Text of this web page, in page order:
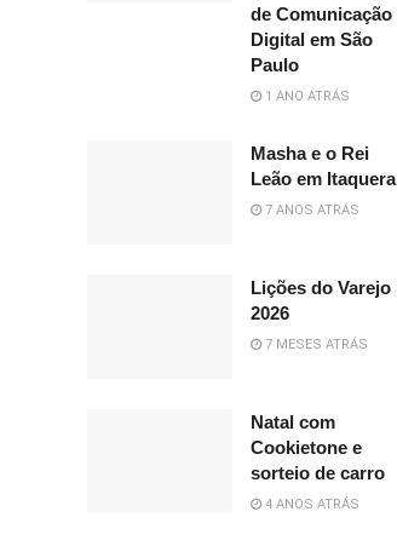
de Comunicação
Digital em São
Paulo
1 ANO ATRÁS
Masha e o Rei
Leão em Itaquera
7 ANOS ATRÁS
Lições do Varejo
2026
7 MESES ATRÁS
Natal com
Cookietone e
sorteio de carro
4 ANOS ATRÁS